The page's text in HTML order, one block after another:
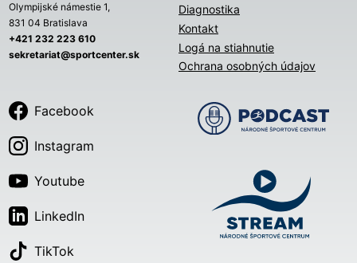
Olympijské námestie 1,
831 04 Bratislava
+421 232 223 610
sekretariat@sportcenter.sk
Diagnostika
Kontakt
Logá na stiahnutie
Ochrana osobných údajov
Facebook
Instagram
Youtube
LinkedIn
TikTok